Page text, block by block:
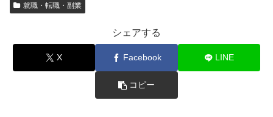
就職・転職・副業
シェアする
X Facebook LINE
コピー